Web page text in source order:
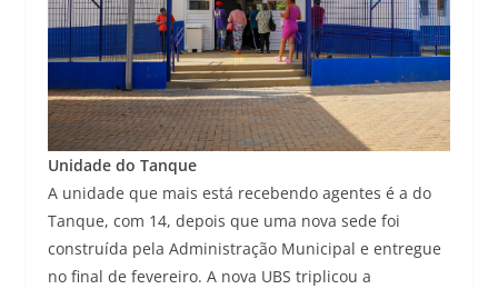
Unidade do Tanque
A unidade que mais está recebendo agentes é a do
Tanque, com 14, depois que uma nova sede foi
construída pela Administração Municipal e entregue
no final de fevereiro. A nova UBS triplicou a